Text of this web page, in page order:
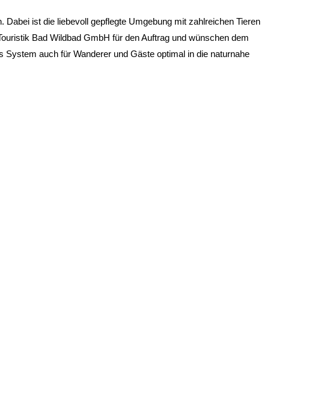
ist die liebevoll gepflegte Umgebung mit zahlreichen Tieren
Bad Wildbad GmbH für den Auftrag und wünschen dem
auch für Wanderer und Gäste optimal in die naturnahe